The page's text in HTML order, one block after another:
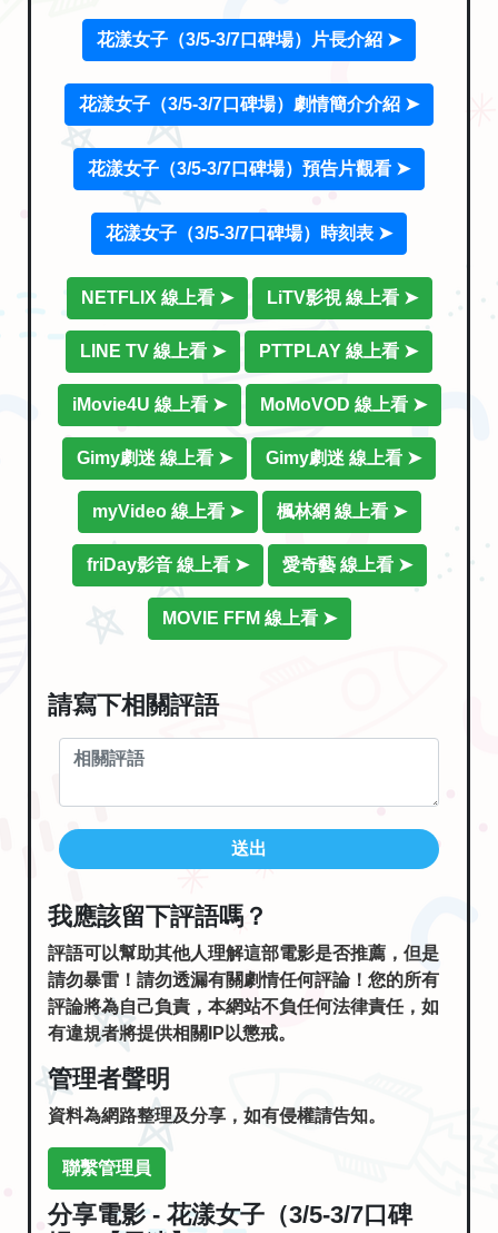
花漾女子（3/5-3/7口碑場）片長介紹 ➤
花漾女子（3/5-3/7口碑場）劇情簡介介紹 ➤
花漾女子（3/5-3/7口碑場）預告片觀看 ➤
花漾女子（3/5-3/7口碑場）時刻表 ➤
NETFLIX 線上看 ➤ LiTV影視 線上看 ➤
LINE TV 線上看 ➤ PTTPLAY 線上看 ➤
iMovie4U 線上看 ➤ MoMoVOD 線上看 ➤
Gimy劇迷 線上看 ➤ Gimy劇迷 線上看 ➤
myVideo 線上看 ➤ 楓林網 線上看 ➤
friDay影音 線上看 ➤ 愛奇藝 線上看 ➤
MOVIE FFM 線上看 ➤
請寫下相關評語
送出
我應該留下評語嗎？
評語可以幫助其他人理解這部電影是否推薦，但是
請勿暴雷！請勿透漏有關劇情任何評論！您的所有
評論將為自己負責，本網站不負任何法律責任，如
有違規者將提供相關IP以懲戒。
管理者聲明
資料為網路整理及分享，如有侵權請告知。
聯繫管理員
分享電影 - 花漾女子（3/5-3/7口碑